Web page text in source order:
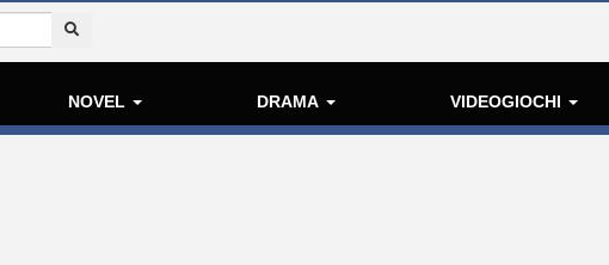
NOVEL DRAMA VIDEOGIOCHI